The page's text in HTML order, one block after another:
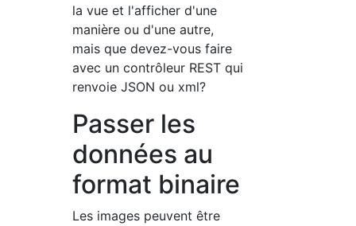
la vue et l'afficher d'une
manière ou d'une autre,
mais que devez-vous faire
avec un contrôleur REST qui
renvoie JSON ou xml?
Passer les
données au
format binaire
Les images peuvent être